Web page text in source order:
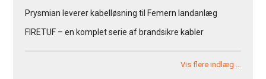
Prysmian leverer kabelløsning til Femern landanlæg
FIRETUF – en komplet serie af brandsikre kabler
Vis flere indlæg …